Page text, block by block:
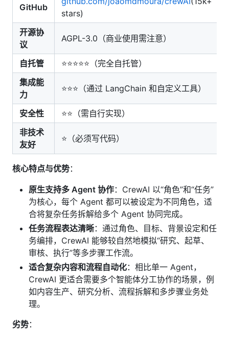
GitHub
stars)
开源协
议
AGPL-3.0（商业使用需注意）
自托管
⭐⭐⭐⭐⭐（完全自托管）
集成能
力
⭐⭐⭐（通过 LangChain 和自定义工具）
安全性
⭐⭐（需自行实现）
非技术
友好
⭐（必须写代码）
核心特点与优势：
原生支持多 Agent 协作：CrewAI 以“角色”和“任务”
为核心，每个 Agent 都可以被设定为不同角色，适
合将复杂任务拆解给多个 Agent 协同完成。
任务流程表达清晰：通过角色、目标、背景设定和任
务编排，CrewAI 能够较自然地模拟“研究、起草、
审核、执行”等多步骤工作流。
适合复杂内容和流程自动化：相比单一 Agent，
CrewAI 更适合需要多个智能体分工协作的场景，例
如内容生产、研究分析、流程拆解和多步骤业务处
理。
劣势：